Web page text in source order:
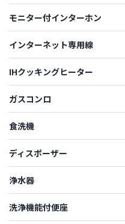
モニター付インターホン
インターネット専用線
IHクッキングヒーター
ガスコンロ
食洗機
ディスポーザー
浄水器
洗浄機能付便座